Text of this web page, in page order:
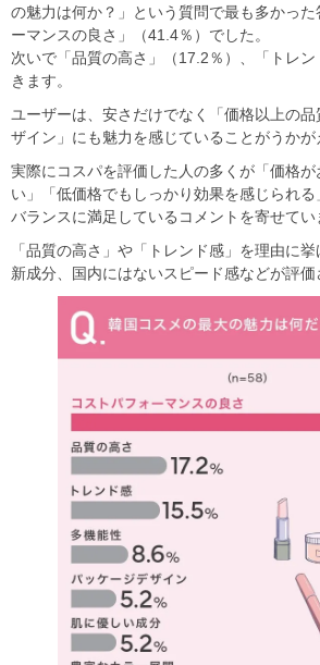
の魅力は何か？」という質問で最も多かっ
ーマンスの良さ」（41.4％）でした。
次いで「品質の高さ」（17.2％）、「トレ
きます。
ユーザーは、安さだけでなく「価格以上の
ザイン」にも魅力を感じていることがうかが
実際にコスパを評価した人の多くが「価格
い」「低価格でもしっかり効果を感じられ
バランスに満足しているコメントを寄せてい
「品質の高さ」や「トレンド感」を理由に
新成分、国内にはないスピード感などが評価